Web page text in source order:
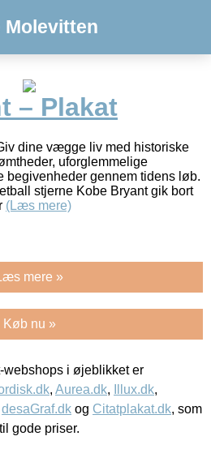
Molevitten
– Plakat
dine vægge liv med historiske
uforglemmelige
begivenheder gennem tidens løb.
stjerne Kobe Bryant gik bort
(Læs mere)
mere »
Køb nu »
i øjeblikket er
, Aurea.dk, Illux.dk,
desaGraf.dk og Citatplakat.dk, som
gode priser.